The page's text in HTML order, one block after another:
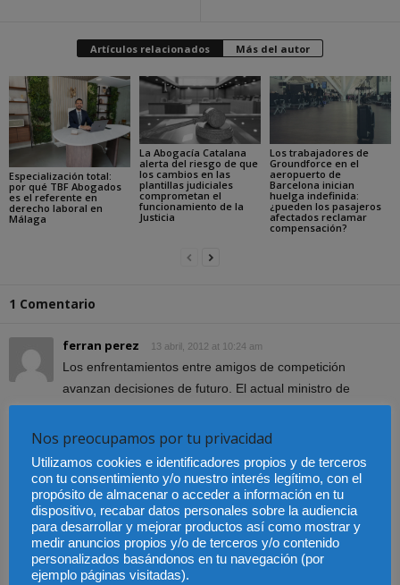
Artículos relacionados Más del autor
Especialización total:
por qué TBF Abogados
es el referente en
derecho laboral en
Málaga
La Abogacía Catalana
alerta del riesgo de que
los cambios en las
plantillas judiciales
comprometan el
funcionamiento de la
Justicia
Los trabajadores de
Groundforce en el
aeropuerto de
Barcelona inician
huelga indefinida:
¿pueden los pasajeros
afectados reclamar
compensación?
1 Comentario
ferran perez 13 abril, 2012 at 10:24 am
Los enfrentamientos entre amigos de competición
avanzan decisiones de futuro. El actual ministro de
Justicia se ha transformado en su condición de miembro
del Gobierno haciendo sonrojar a quienes en otro tiempo
avanzada.Posiblemente ganaría mucho más si
acometiese empresas mucho más dignas y ejemplares
como la de ordenar la inmediata liberación de dos
jóvenes estudiantes universitarios, con niveles de
excelencia académica, retenidos con ocasión de una
huelga general el 29M en Catalunya en la que poco
Nos preocupamos por tu privacidad
Utilizamos cookies e identificadores propios y de terceros
con tu consentimiento y/o nuestro interés legítimo, con el
propósito de almacenar o acceder a información en tu
dispositivo, recabar datos personales sobre la audiencia
para desarrollar y mejorar productos así como mostrar y
medir anuncios propios y/o de terceros y/o contenido
personalizados basándonos en tu navegación (por
ejemplo páginas visitadas).